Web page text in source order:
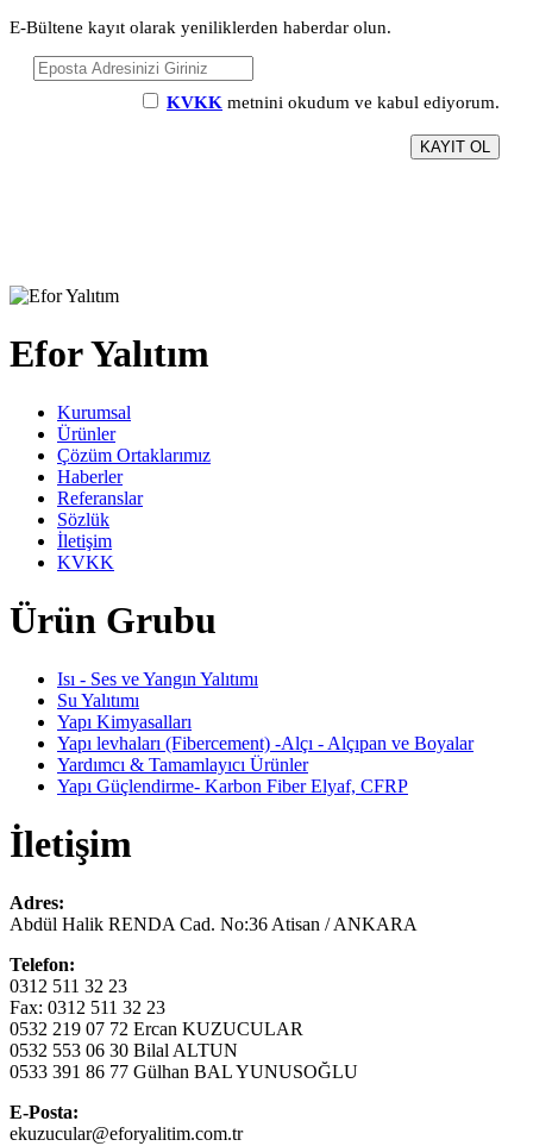
E-Bültene kayıt olarak yeniliklerden haberdar olun.
KVKK metnini okudum ve kabul ediyorum.
Efor Yalıtım
Kurumsal
Ürünler
Çözüm Ortaklarımız
Haberler
Referanslar
Sözlük
İletişim
KVKK
Ürün Grubu
Isı - Ses ve Yangın Yalıtımı
Su Yalıtımı
Yapı Kimyasalları
Yapı levhaları (Fibercement) -Alçı - Alçıpan ve Boyalar
Yardımcı & Tamamlayıcı Ürünler
Yapı Güçlendirme- Karbon Fiber Elyaf, CFRP
İletişim
Adres:
Abdül Halik RENDA Cad. No:36 Atisan / ANKARA
Telefon:
0312 511 32 23
Fax: 0312 511 32 23
0532 219 07 72 Ercan KUZUCULAR
0532 553 06 30 Bilal ALTUN
0533 391 86 77 Gülhan BAL YUNUSOĞLU
E-Posta:
ekuzucular@eforyalitim.com.tr